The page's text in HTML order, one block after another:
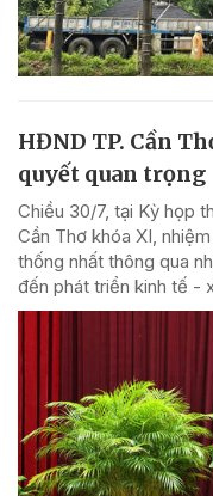
HĐND TP. Cần
quyết quan trọng
Chiều 30/7, tại Kỳ họp
Cần Thơ khóa XI,
thống nhất thông qua
đến phát triển kinh tế -